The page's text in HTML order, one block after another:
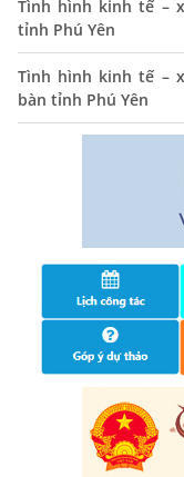
THÔNG BÁO
toàn trình trên Hệ
hành chính tỉnh
14/
Tình hình kinh tế –
tỉnh Phú Yên
Tình hình kinh tế –
bàn tỉnh Phú Yên